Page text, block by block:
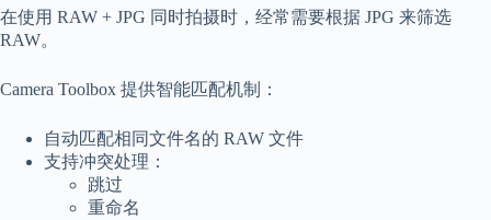
在使用 RAW + JPG 同时拍摄时，经常需要根据 JPG 来筛选
RAW。
Camera Toolbox 提供智能匹配机制：
自动匹配相同文件名的 RAW 文件
支持冲突处理：
跳过
重命名